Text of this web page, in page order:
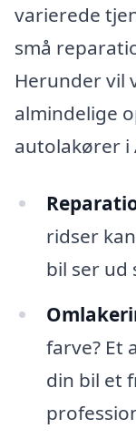
varierede
små
Herunder vil
almindelige
autolakører i
ridser
bil ser ud
farve? Et
din bil et